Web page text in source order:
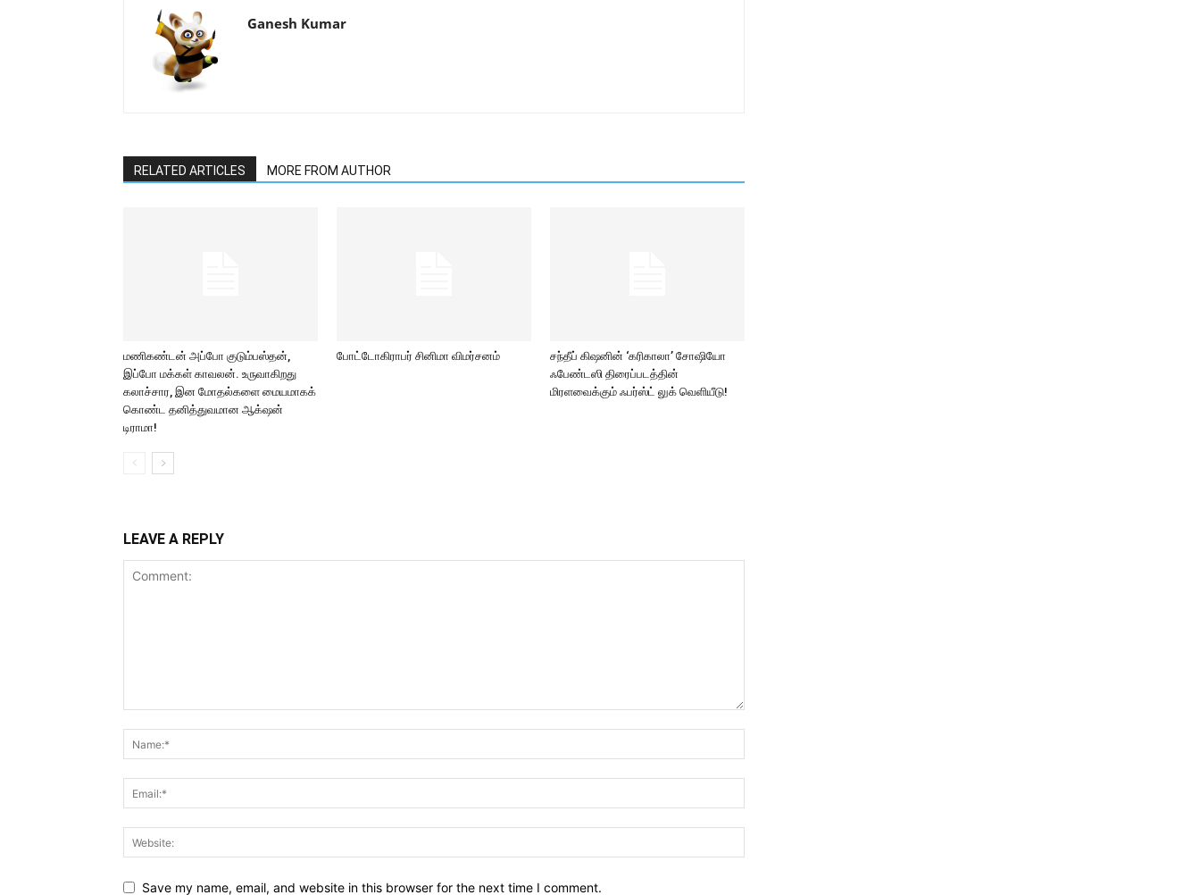
Ganesh Kumar
RELATED ARTICLES MORE FROM AUTHOR
மணிகண்டன் அப்போ குடும்பஸ்தன்,
இப்போ மக்கள் காவலன். உருவாகிறது
கலாச்சார, இன மோதல்களை மையமாகக்
கொண்ட தனித்துவமான ஆக்‌ஷன்
டிராமா!
போட்டோகிராபர் சினிமா விமர்சனம்
சந்தீப் கிஷனின் ‘கரிகாலா’ சோஷியோ
ஃபேண்டஸி திரைப்படத்தின்
மிரளவைக்கும் ஃபர்ஸ்ட் லுக் வெளியீடு!
LEAVE A REPLY
Save my name, email, and website in this browser for the next time I comment.